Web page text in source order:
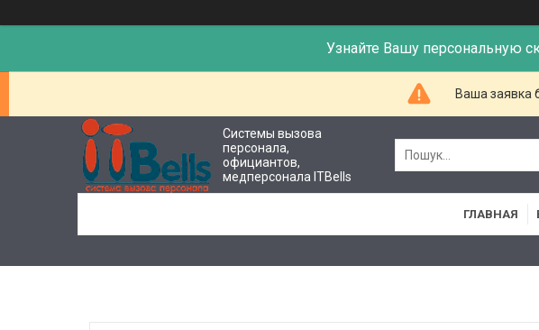
Узнайте Вашу персональную
Ваша заявка
Системы вызова
персонала,
официантов,
медперсонала ITBells
ГЛАВНАЯ